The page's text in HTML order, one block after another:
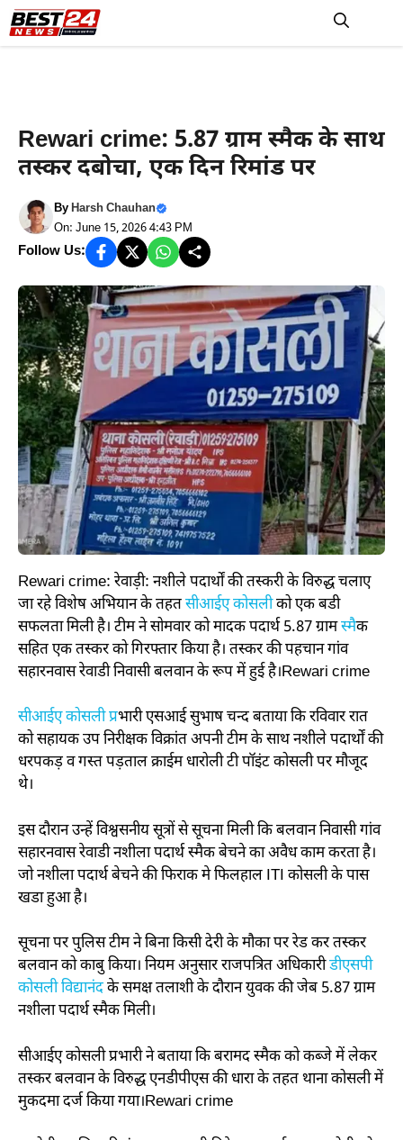
Skip
to
Rewari crime: 5.87 ग्राम स्मैक के साथ
तस्कर दबोचा, ​एक दिन रिमांड पर
ByHarsh Chauhan
On: June 15, 2026 4:43 PM
Follow Us:
Rewari crime: रेवाड़ी: नशीले पदार्थों की तस्करी के विरुद्ध चलाए
जा रहे विशेष अभियान के तहतसीआईए कोसलीको एक बडी
सफलता मिली है। टीम ने सोमवार को मादक पदार्थ 5.87 ग्रामस्मैक
सहित एक तस्कर को गिरफ्तार किया है। तस्कर की पहचान गांव
सहारनवास रेवाडी निवासी बलवान के रूप में हुई है।Rewari crime
सीआईए कोसली प्रभारी एसआई सुभाष चन्द बताया कि रविवार रात
को सहायक उप निरीक्षक विक्रांत अपनी टीम के साथ नशीले पदार्थों की
धरपकड़ व गस्त पड़ताल क्राईम धारोली टी पॉइंट कोसली पर मौजूद
थे।
इस दौरान उन्हें विश्वसनीय सूत्रों से सूचना मिली कि बलवान निवासी गांव
सहारनवास रेवाडी नशीला पदार्थ स्मैक बेचने का अवैध काम करता है।
जो नशीला पदार्थ बेचने की फिराक मे फिलहाल ITI कोसली के पास
खडा हुआ है।
सूचना पर पुलिस टीम ने बिना किसी देरी के मौका पर रेड कर तस्कर
बलवान को काबु किया। नियम अनुसार राजपत्रित अधिकारीडीएसपी
कोसली विद्यानंदके समक्ष तलाशी के दौरान युवक की जेब 5.87 ग्राम
नशीला पदार्थ स्मैक मिली।
सीआईए कोसली प्रभारी ने बताया कि बरामद स्मैक को कब्जे में लेकर
तस्कर बलवान के विरुद्ध एनडीपीएस की धारा के तहत थाना कोसली में
मुकदमा दर्ज किया गया।Rewari crime